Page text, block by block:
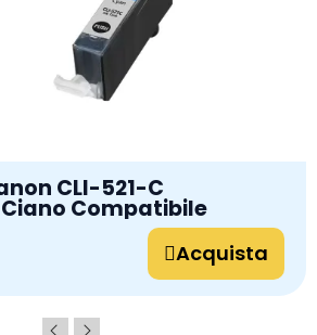
CLI-521-C
Ciano Compatibile
Acquista